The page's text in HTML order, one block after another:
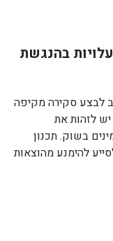
בהנגשת
לבצע סקירה מקיפה
לזהות את
בשוק. תכנון
להימנע מהוצאות